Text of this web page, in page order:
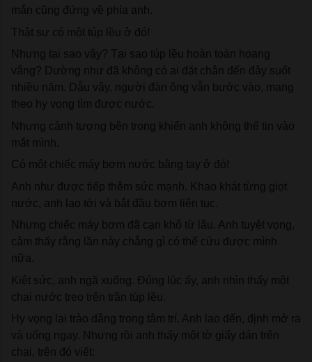
mắn cũng đứng về phía anh.
Thật sự có một túp lều ở đó!
Nhưng tại sao vậy? Tại sao túp lều hoàn toàn hoang
vắng? Dường như đã không có ai đặt chân đến đây suốt
nhiều năm. Dẫu vậy, người đàn ông vẫn bước vào, mang
theo hy vọng tìm được nước.
Nhưng cảnh tượng bên trong khiến anh không thể tin vào
mắt mình.
Có một chiếc máy bơm nước bằng tay ở đó!
Anh như được tiếp thêm sức mạnh. Khao khát từng giọt
nước, anh lao tới và bắt đầu bơm liên tục.
Nhưng chiếc máy bơm đã cạn khô từ lâu. Anh tuyệt vọng,
cảm thấy rằng lần này chẳng gì có thể cứu được mình
nữa.
Kiệt sức, anh ngã xuống. Đúng lúc ấy, anh nhìn thấy một
chai nước treo trên trần túp lều.
Hy vọng lại trào dâng trong tâm trí. Anh lao đến, định mở ra
và uống ngay. Nhưng rồi anh thấy một tờ giấy dán trên
chai, trên đó viết: